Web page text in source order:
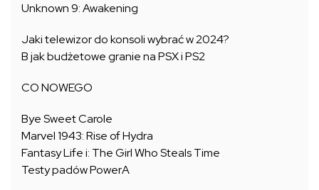
Unknown 9: Awakening
Jaki telewizor do konsoli wybrać w 2024?
B jak budżetowe granie na PSX i PS2
CO NOWEGO
Bye Sweet Carole
Marvel 1943: Rise of Hydra
Fantasy Life i: The Girl Who Steals Time
Testy padów PowerA